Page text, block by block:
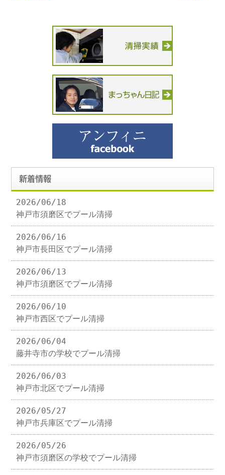
新着情報
2026/06/18
神戸市須磨区でプール清掃
2026/06/16
神戸市長田区でプール清掃
2026/06/13
神戸市須磨区でプール清掃
2026/06/10
神戸市西区でプール清掃
2026/06/04
藤井寺市の学校でプール清掃
2026/06/03
神戸市北区でプール清掃
2026/05/27
神戸市兵庫区でプール清掃
2026/05/26
神戸市須磨区の学校でプール清掃